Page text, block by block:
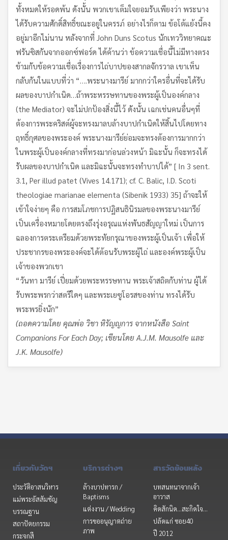
ทั้งหมดให้รอดพ้น ดังนั้น พวกเขาเต็มใจยอมรับเพียงว่า พระนาง
ได้รับความศักดิ์สิทธิ์ขณะอยู่ในครรภ์ อย่างไรก็ตาม ข้อโต้แย้งนี้คง
อยู่มาอีกไม่นาน หลังจากที่ John Duns Scotus นักเทววิทยาคณะ
ฟรันซิสกันจากออกซ์ฟอร์ด ได้ค้านว่า ข้อความเชื่อนี้ไม่มีทางตรง
ข้ามกับข้อความเชื่อเรื่องการไถ่บาปของสากลจักรวาล เขาเห็น
กลับกันในแบบที่ว่า “….พระนางมารีย์ มากกว่าใครอื่นที่จะได้รับ
ผลของบาปกำเนิด…ถ้าพระหรรษทานของพระผู้เป็นองค์กลาง
(the Mediator) จะไม่ปกป้องสิ่งนี้ไว้ ดังนั้น เฉกเช่นคนอื่นๆที่
ต้องการพระคริสต์ผู้จะทรงมาลบล้างบาปกำเนิดให้สิ้นไปโดยทาง
ฤทธิ์กุศลของพระองค์ พระนางมารีย์ย่อมจะทรงต้องการมากกว่า
ในพระผู้เป็นองค์กลางที่ทรงมาก่อนล่วงหน้า มิฉะนั้น ก็จะทรงได้
รับผลของบาปกำเนิด และมิฉะนั้นจะทรงทำบาปได้” [ In 3 sent.
3.1, Per illud patet (Vives 14.171); cf. C. Balic, I.D. Scoti
theologiae marianae elementa (Sibenik 1933) 35] ถ้าจะให้
เข้าใจง่ายๆ คือ การสมโภชการปฏิสนธินิรมลของพระนางมารีย์
เป็นเครื่องหมายโดยตรงถึงรุ่งอรุณแห่งพันธสัญญาใหม่ เป็นการ
ฉลองการตระเตรียมด้วยพระทัยกรุณาของพระผู้เป็นเจ้า เพื่อให้
ประชากรของพระองค์จะได้ต้อนรับพระผู้ไถ่ และองค์พระผู้เป็น
เจ้าของพวกเขา
“วันทา มารีย์ เปี่ยมด้วยพระหรรษทาน พระเจ้าสถิตกับท่าน ผู้ได้
รับพระพรกว่าสตรีใดๆ และพระเยซูโอรสของท่าน ทรงได้รับ
พระพรยิ่งนัก”
(ถอดความโดย คุณพ่อ วิชา หิรัญญการ จากหนังสือ Saint
Companions For Each Day; เขียนโดย A.J.M. Mausolfe และ
J.K. Mausolfe)
เกี่ยวกับวัดฯ
ประวัติอาสนวิหาร
แม่พระอัสสัมชัญ
บรรณฐาน
สถาปัตยกรรม
กระจกสี
บริการต่างๆ
ล้างบาปทารก /
Baptisms
แต่งงาน / Wedding
การขออนุญาตถ่าย
ภาพ
สารวัดย้อนหลัง
บทสนทนาจากเจ้า
อาวาส
คิดสักนิด...สะกิดใจ...
ปลัดแก่ ซอย40
ปี 2012